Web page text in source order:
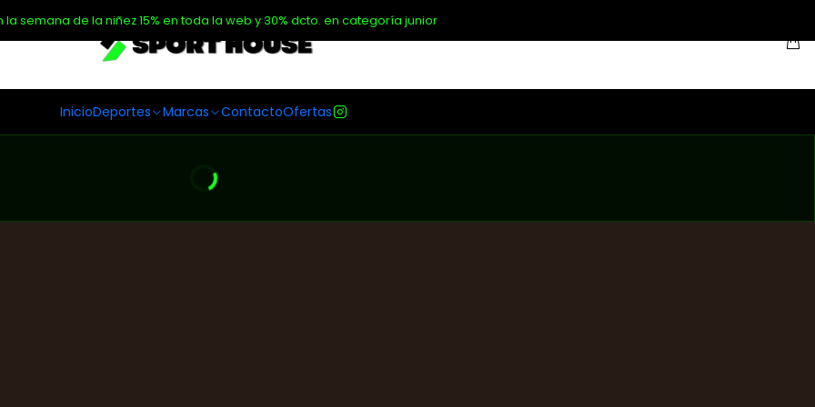
InicioDeportes Marcas ContactoOfertas
la semana de la niñez 15% en toda la web y 30% dcto. en categoría junior